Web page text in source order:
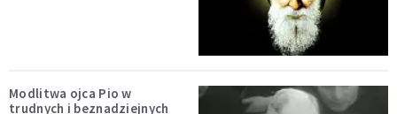
Modlitwa ojca Pio w
trudnych i beznadziejnych